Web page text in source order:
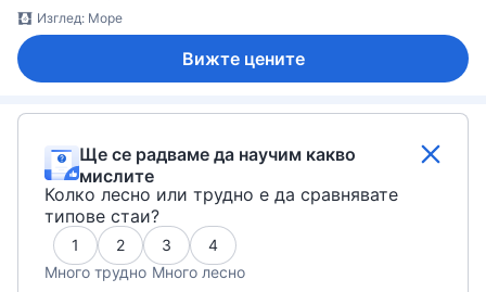
Изглед: Море
Вижте цените
Ще се радваме да научим какво
мислите
Колко лесно или трудно е да сравнявате
типове стаи?
1 2 3
4
Много трудно Много лесно